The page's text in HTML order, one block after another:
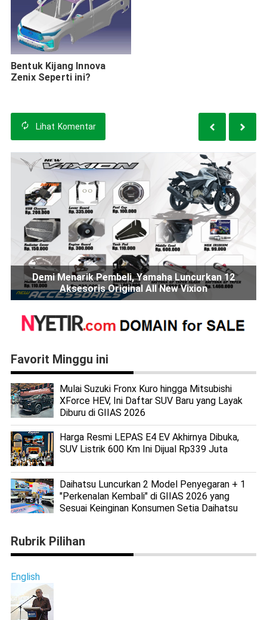
Bentuk Kijang Innova
Zenix Seperti ini?
Lihat Komentar
Demi Menarik Pembeli, Yamaha Luncurkan 12
Aksesoris Original All New Vixion
Favorit Minggu ini
Mulai Suzuki Fronx Kuro hingga Mitsubishi
XForce HEV, Ini Daftar SUV Baru yang Layak
Diburu di GIIAS 2026
Harga Resmi LEPAS E4 EV Akhirnya Dibuka,
SUV Listrik 600 Km Ini Dijual Rp339 Juta
Daihatsu Luncurkan 2 Model Penyegaran + 1
"Perkenalan Kembali" di GIIAS 2026 yang
Sesuai Keinginan Konsumen Setia Daihatsu
Rubrik Pilihan
English